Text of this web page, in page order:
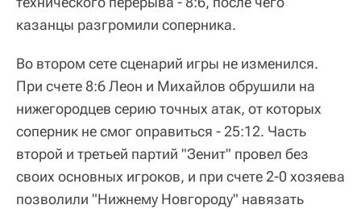
казанцы разгромили соперника.
Во втором сете сценарий игры не изменился.
При счете 8:6 Леон и Михайлов обрушили на
нижегородцев серию точных атак, от которых
соперник не смог оправиться - 25:12. Часть
второй и третьей партий "Зенит" провел без
своих основных игроков, и при счете 2-0 хозяева
позволили "Нижнему Новгороду" навязать